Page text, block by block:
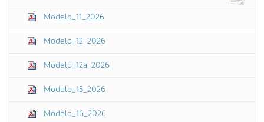
Modelo_11_2026
Modelo_12_2026
Modelo_12a_2026
Modelo_15_2026
Modelo_16_2026